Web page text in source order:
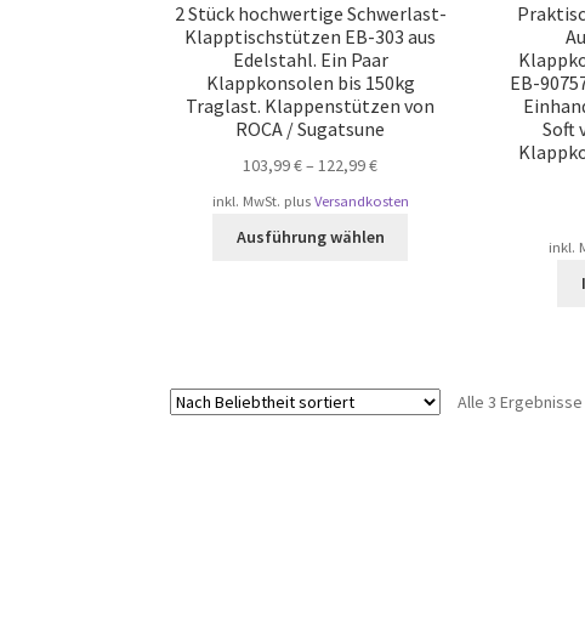
2 Stück hochwertige Schwerlast-
Klapptischstützen EB-303 aus
Edelstahl. Ein Paar
Klappkonsolen bis 150kg
Traglast. Klappenstützen von
ROCA / Sugatsune
103,99€–122,99€
inkl. MwSt. plus Versandkosten
Ausführung wählen
Die
Optionen
EB-
Soft
inkl.
Alle 3